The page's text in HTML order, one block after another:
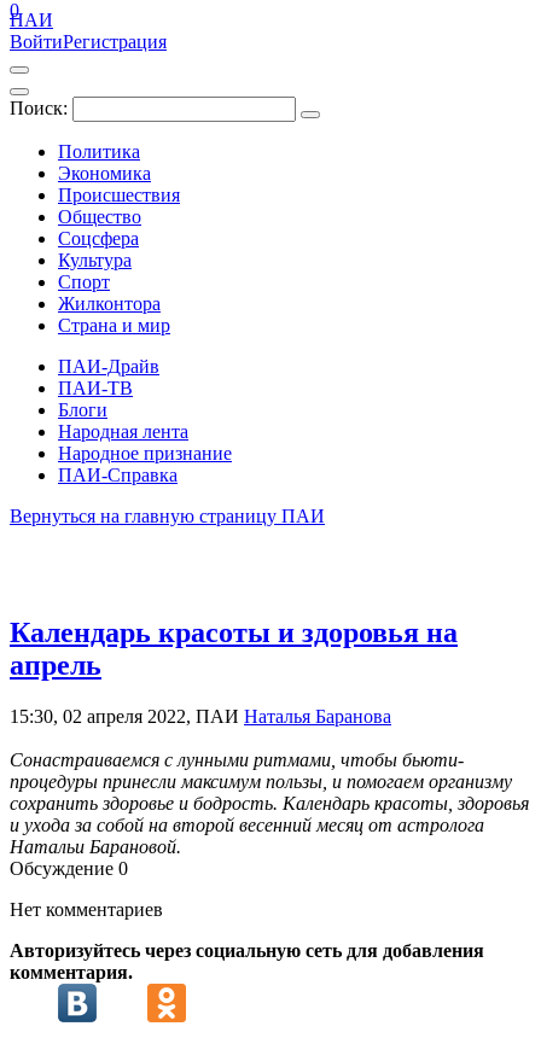
ПАИ
ВойтиРегистрация
Поиск:
Политика
Экономика
Происшествия
Общество
Соцсфера
Культура
Спорт
Жилконтора
Страна и мир
ПАИ-Драйв
ПАИ-ТВ
Блоги
Народная лента
Народное признание
ПАИ-Справка
0
Вернуться на главную страницу ПАИ
Календарь красоты и здоровья на
апрель
15:30, 02 апреля 2022, ПАИ Наталья Баранова
Сонастраиваемся с лунными ритмами, чтобы бьюти-
процедуры принесли максимум пользы, и помогаем организму
сохранить здоровье и бодрость. Календарь красоты, здоровья
и ухода за собой на второй весенний месяц от астролога
Натальи Барановой.
Обсуждение 0
Нет комментариев
Авторизуйтесь через социальную сеть для добавления
комментария.